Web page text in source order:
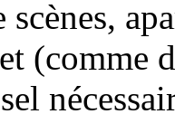
(comme